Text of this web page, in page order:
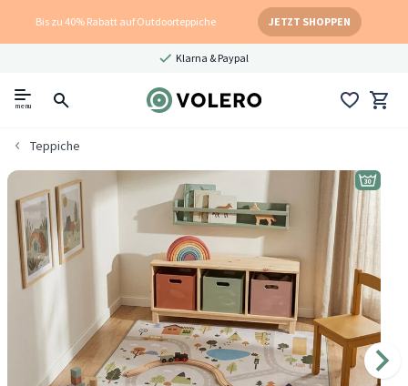
Bis zu 40% Rabatt auf Outdoorteppiche JETZT SHOPPEN
Klarna & Paypal
menu
Teppiche